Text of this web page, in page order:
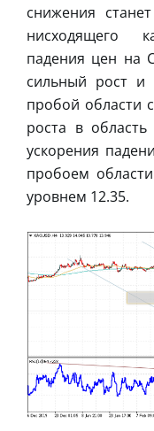
снижения
нисходящего
падения цен на
сильный рост и
пробой области
роста в
ускорения
пробоем
уровнем 12.35.